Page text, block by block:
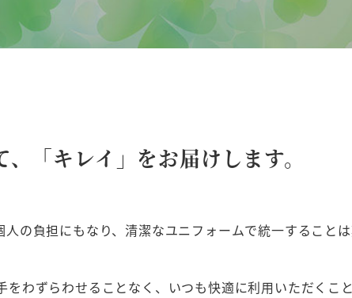
「キレイ」をお届けします。
の負担にもなり、清潔なユニフォームで統一すること
わずらわせることなく、いつも快適に利用いただくこ